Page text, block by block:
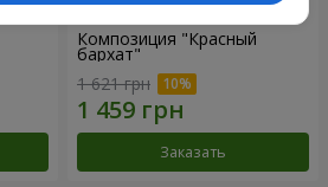
Композиция "Красный
бархат"
1 621 грн
Заказать